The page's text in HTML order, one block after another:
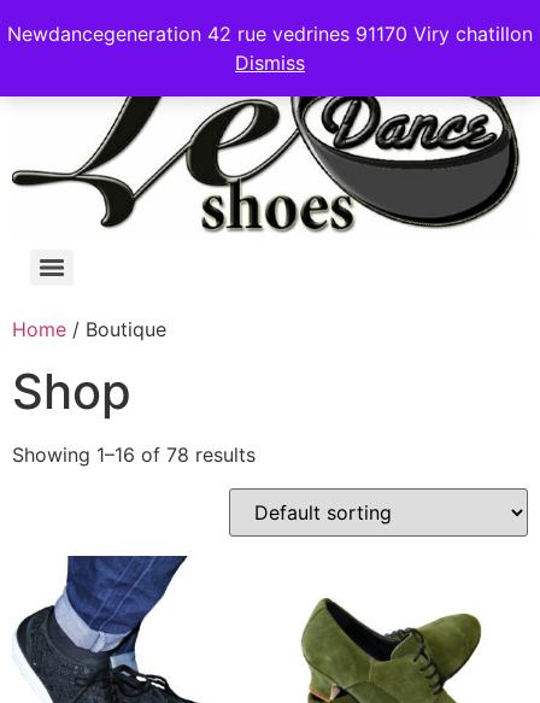
Newdancegeneration 42 rue vedrines 91170 Viry chatillon
Dismiss
Home / Boutique
Shop
Showing 1–16 of 78 results